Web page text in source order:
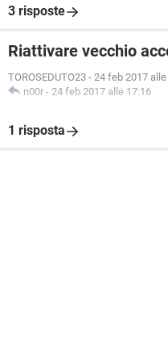
3 risposte
Riattivare vecchio
TOROSEDUTO23 - 24 feb 2017
n00r - 24 feb 2017 alle 17:16
1 risposta